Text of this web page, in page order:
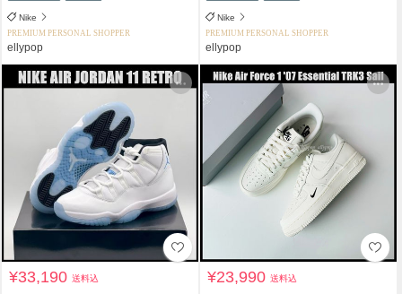
Nike
PREMIUM PERSONAL SHOPPER
ellypop
Nike
PREMIUM PERSONAL SHOPPER
ellypop
¥33,190送料込 ¥23,990送料込